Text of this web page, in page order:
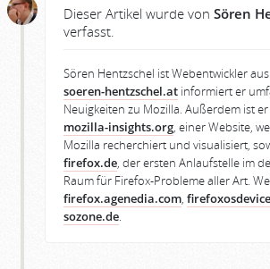
Dieser Artikel wurde von Sören
verfasst.
Sören Hentzschel ist Webentwickler
soeren-hentzschel.at informiert er
Neuigkeiten zu Mozilla. Außerdem ist
mozilla-insights.org, einer Website,
Mozilla recherchiert und visualisiert,
firefox.de, der ersten Anlaufstelle im
Raum für Firefox-Probleme aller Art.
firefox.agenedia.com,
sozone.de.